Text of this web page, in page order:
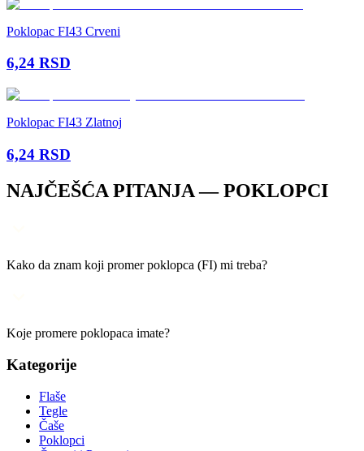
Poklopac FI43 Crveni
6,24 RSD
Poklopac FI43 Zlatnoj
6,24 RSD
NAJČEŠĆA PITANJA —POKLOPCI
Kako da znam koji promer poklopca (FI) mi treba?
Koje promere poklopaca imate?
Kategorije
Flaše
Tegle
Čaše
Poklopci